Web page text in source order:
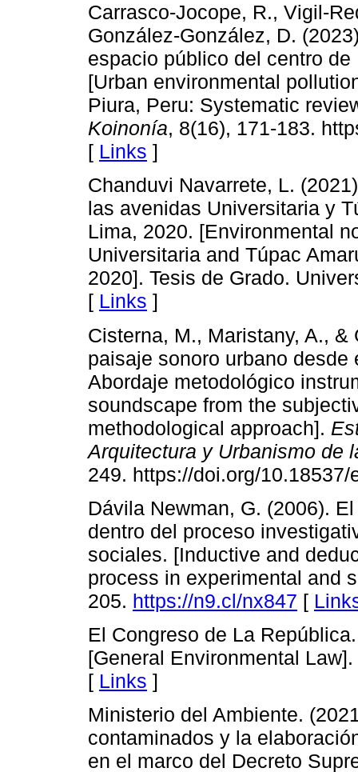
Carrasco-Jocope, R., Vigil-
González-González, D.
espacio público del centro
[Urban environmental
Piura, Peru: Systematic
Koinonía, 8(16), 171-183.
[ Links ]
Chanduvi Navarrete, L.
las avenidas Universitaria y
Lima, 2020. [Environmental
Universitaria and Túpac
2020]. Tesis de Grado.
[ Links ]
Cisterna, M., Maristany, A.,
paisaje sonoro urbano
Abordaje metodológico
soundscape from the
methodological approach].
Arquitectura y Urbanismo de
249. https://doi.org/
Dávila Newman, G. (2006).
dentro del proceso
sociales. [Inductive and
process in experimental and
205. https://n9.cl/nx847 [
El Congreso de La
[General Environmental Law].
[ Links ]
Ministerio del Ambiente.
contaminados y la
en el marco del Decreto